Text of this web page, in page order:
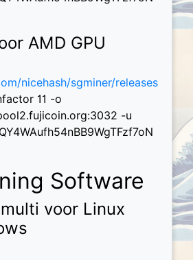
AMD GPU
nicehash/sgminer/releases
11 -o
-u
Software
voor Linux